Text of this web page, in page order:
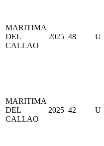
MARITIMA
DEL
CALLAO
2025 48 U
MARITIMA
DEL
CALLAO
2025 42 U